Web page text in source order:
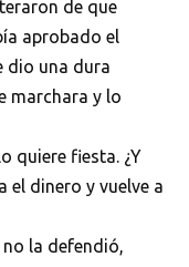
de que
aprobado el
dio una dura
marchara y lo
quiere fiesta. ¿Y
el dinero y vuelve a
la defendió,